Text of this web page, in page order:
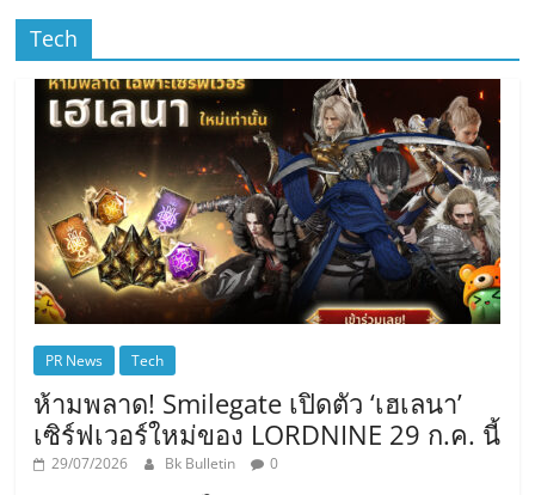
Tech
PR News Tech
ห้ามพลาด! Smilegate เปิดตัว ‘เฮเลนา’
เซิร์ฟเวอร์ใหม่ของ LORDNINE 29 ก.ค. นี้
29/07/2026 Bk Bulletin 0